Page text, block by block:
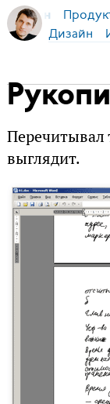
Бирман
Дизайн
Перечитывал
выглядит.